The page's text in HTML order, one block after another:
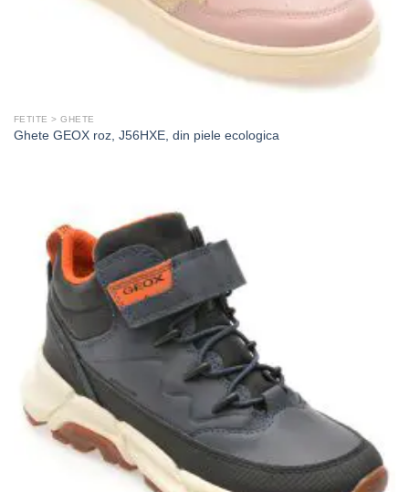
FETITE > GHETE
Ghete GEOX roz, J56HXE, din piele ecologica